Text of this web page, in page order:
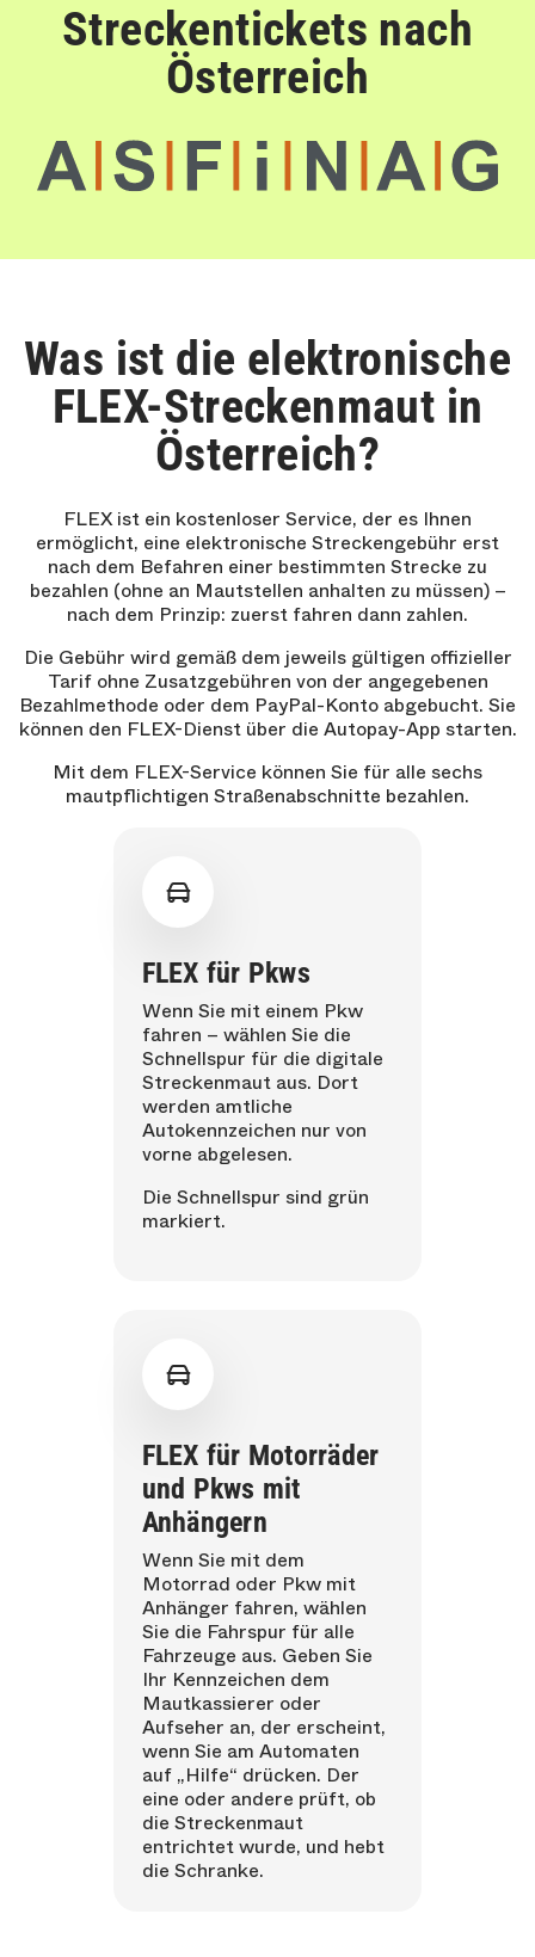
Streckentickets nach
Österreich
Was ist die elektronische
FLEX-Streckenmaut in
Österreich?
FLEX ist ein kostenloser Service, der es Ihnen
ermöglicht, eine elektronische Streckengebühr erst
nach dem Befahren einer bestimmten Strecke zu
bezahlen (ohne an Mautstellen anhalten zu müssen) –
nach dem Prinzip: zuerst fahren dann zahlen.
Die Gebühr wird gemäß dem jeweils gültigen offizieller
Tarif ohne Zusatzgebühren von der angegebenen
Bezahlmethode oder dem PayPal-Konto abgebucht. Sie
können den FLEX-Dienst über die Autopay-App starten.
Mit dem FLEX-Service können Sie für alle sechs
mautpflichtigen Straßenabschnitte bezahlen.
FLEX für Pkws
Wenn Sie mit einem Pkw
fahren – wählen Sie die
Schnellspur für die digitale
Streckenmaut aus. Dort
werden amtliche
Autokennzeichen nur von
vorne abgelesen.
Die Schnellspur sind grün
markiert.
FLEX für Motorräder
und Pkws mit
Anhängern
Wenn Sie mit dem
Motorrad oder Pkw mit
Anhänger fahren, wählen
Sie die Fahrspur für alle
Fahrzeuge aus. Geben Sie
Ihr Kennzeichen dem
Mautkassierer oder
Aufseher an, der erscheint,
wenn Sie am Automaten
auf „Hilfe“ drücken. Der
eine oder andere prüft, ob
die Streckenmaut
entrichtet wurde, und hebt
die Schranke.